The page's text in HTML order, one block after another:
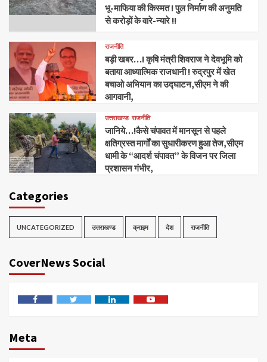
भू-माफिया की किस्मत ! पुल निर्माण की अनुमति
से करोड़ों के वारे-न्यारे !!
राजनीति
बड़ी खबर…! कृषि मंत्री शिवराज ने देवभूमि को
बताया आध्यात्मिक राजधानी ! रुद्रपुर में खेत
बचाओ अभियान का उद्घाटन,सीएम ने की
आगवानी,
उत्तराखण्ड राजनीति
जानिये…!कैसे चंपावत में मानसून से पहले
क्षतिग्रस्त मार्गों का सुधारीकरण हुआ तेज,सीएम
धामी के “आदर्श चंपावत” के विजन पर जिला
प्रशासन गंभीर,
Categories
UNCATEGORIZED उत्तराखण्ड क्राइम देश राजनीति
CoverNews Social
Meta